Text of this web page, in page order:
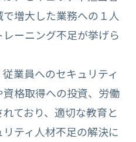
増大した業務への１人
ーニング不足が挙げら
業員へのセキュリティ
格取得への投資、労働
ており、適切な教育と
ティ人材不足の解決に